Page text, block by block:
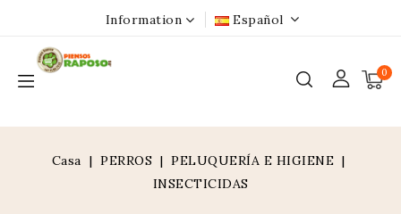
Information Español
0
Casa PERROS
PELUQUERÍA E HIGIENE
INSECTICIDAS